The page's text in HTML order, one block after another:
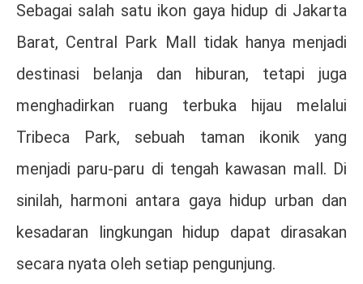
Sebagai salah satu ikon gaya hidup di Jakarta
Barat, Central Park Mall tidak hanya menjadi
destinasi belanja dan hiburan, tetapi juga
menghadirkan ruang terbuka hijau melalui
Tribeca Park, sebuah taman ikonik yang
menjadi paru-paru di tengah kawasan mall. Di
sinilah, harmoni antara gaya hidup urban dan
kesadaran lingkungan hidup dapat dirasakan
secara nyata oleh setiap pengunjung.